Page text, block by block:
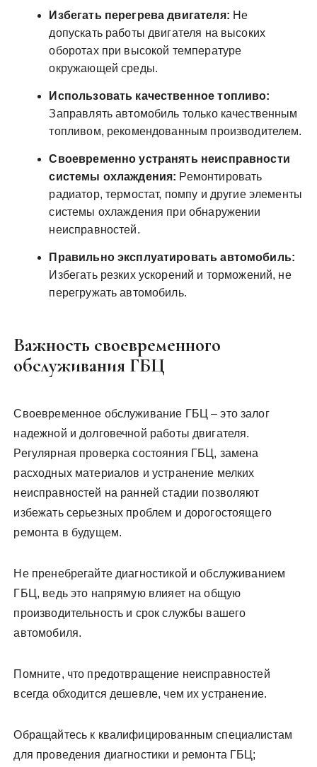
Избегать перегрева двигателя: Не
допускать работы двигателя на высоких
оборотах при высокой температуре
окружающей среды.
Использовать качественное топливо:
Заправлять автомобиль только качественным
топливом, рекомендованным производителем.
Своевременно устранять неисправности
системы охлаждения: Ремонтировать
радиатор, термостат, помпу и другие элементы
системы охлаждения при обнаружении
неисправностей.
Правильно эксплуатировать автомобиль:
Избегать резких ускорений и торможений, не
перегружать автомобиль.
Важность своевременного
обслуживания ГБЦ
Своевременное обслуживание ГБЦ – это залог
надежной и долговечной работы двигателя.
Регулярная проверка состояния ГБЦ, замена
расходных материалов и устранение мелких
неисправностей на ранней стадии позволяют
избежать серьезных проблем и дорогостоящего
ремонта в будущем.
Не пренебрегайте диагностикой и обслуживанием
ГБЦ, ведь это напрямую влияет на общую
производительность и срок службы вашего
автомобиля.
Помните, что предотвращение неисправностей
всегда обходится дешевле, чем их устранение.
Обращайтесь к квалифицированным специалистам
для проведения диагностики и ремонта ГБЦ;